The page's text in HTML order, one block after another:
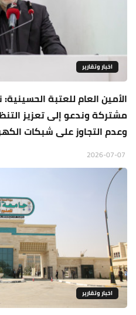
اخبار وتقارير
الأمين العام للعتبة
مشتركة وندعو إلى تعزيز
وعدم التجاوز على شبكات
اخبار وتقارير